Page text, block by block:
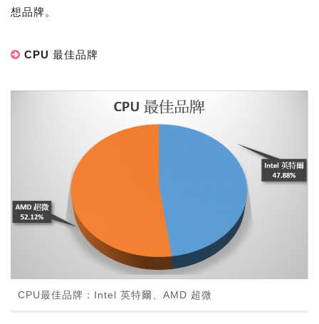
想品牌。
CPU 最佳品牌
CPU最佳品牌：Intel 英特爾、AMD 超微